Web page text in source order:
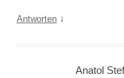
Antworten ↓
Anatol